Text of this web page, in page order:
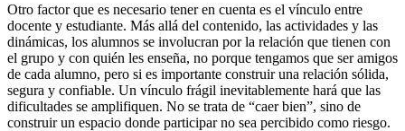
Otro factor que es necesario tener en cuenta es el vínculo entre
docente y estudiante. Más allá del contenido, las actividades y las
dinámicas, los alumnos se involucran por la relación que tienen con
el grupo y con quién les enseña, no porque tengamos que ser amigos
de cada alumno, pero si es importante construir una relación sólida,
segura y confiable. Un vínculo frágil inevitablemente hará que las
dificultades se amplifiquen. No se trata de “caer bien”, sino de
construir un espacio donde participar no sea percibido como riesgo.